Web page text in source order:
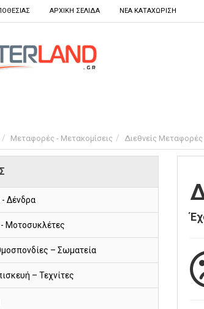
ΑΡΧΙΚΗ ΣΕΛΙΔΑ ΝΕΑ ΚΑΤΑΧΩΡΙΣΗ
Μεταφορές - Μετακομίσεις Διεθνείς Μεταφορές
Δένδρα
Μοτοσυκλέτες
– Σωματεία
– Τεχνίτες